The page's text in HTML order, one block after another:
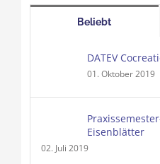
Beliebt
DATEV
01. Oktober 2019
Eisenblätter
02. Juli 2019